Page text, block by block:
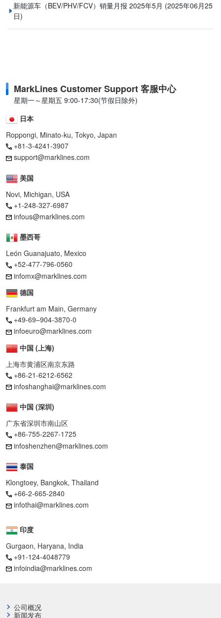
新能源车（BEV/PHV/FCV）销量月报 2025年5月 (2025年06月25
日)
MarkLines Customer Support 客服中心
星期一～星期五 9:00-17:30(节假日除外)
日本
Roppongi, Minato-ku, Tokyo, Japan
+81-3-4241-3907
support@marklines.com
美国
Novi, Michigan, USA
+1-248-327-6987
infous@marklines.com
墨西哥
León Guanajuato, Mexico
+52-477-796-0560
infomx@marklines.com
德国
Frankfurt am Main, Germany
+49-69–904-3870-0
infoeuro@marklines.com
中国 (上海)
上海市黄浦区南京东路
+86-21-6212-6562
infoshanghai@marklines.com
中国 (深圳)
广东省深圳市南山区
+86-755-2267-1725
infoshenzhen@marklines.com
泰国
Klongtoey, Bangkok, Thailand
+66-2-665-2840
infothai@marklines.com
印度
Gurgaon, Haryana, India
+91-124-4048779
infoindia@marklines.com
公司概况
新闻发布